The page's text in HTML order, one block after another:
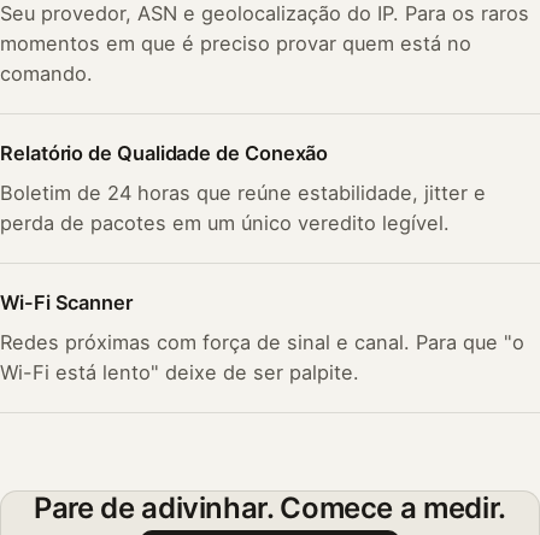
Seu provedor, ASN e geolocalização do IP. Para os raros
momentos em que é preciso provar quem está no
comando.
Relatório de Qualidade de Conexão
Boletim de 24 horas que reúne estabilidade, jitter e
perda de pacotes em um único veredito legível.
Wi-Fi Scanner
Redes próximas com força de sinal e canal. Para que "o
Wi-Fi está lento" deixe de ser palpite.
Pare de adivinhar. Comece a medir.